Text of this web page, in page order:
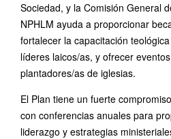
Sociedad, y la Comisión General
NPHLM ayuda a proporcionar
fortalecer la capacitación
líderes laicos/as, y ofrecer
plantadores/as de iglesias.
El Plan tiene un fuerte
con conferencias anuales para
liderazgo y estrategias